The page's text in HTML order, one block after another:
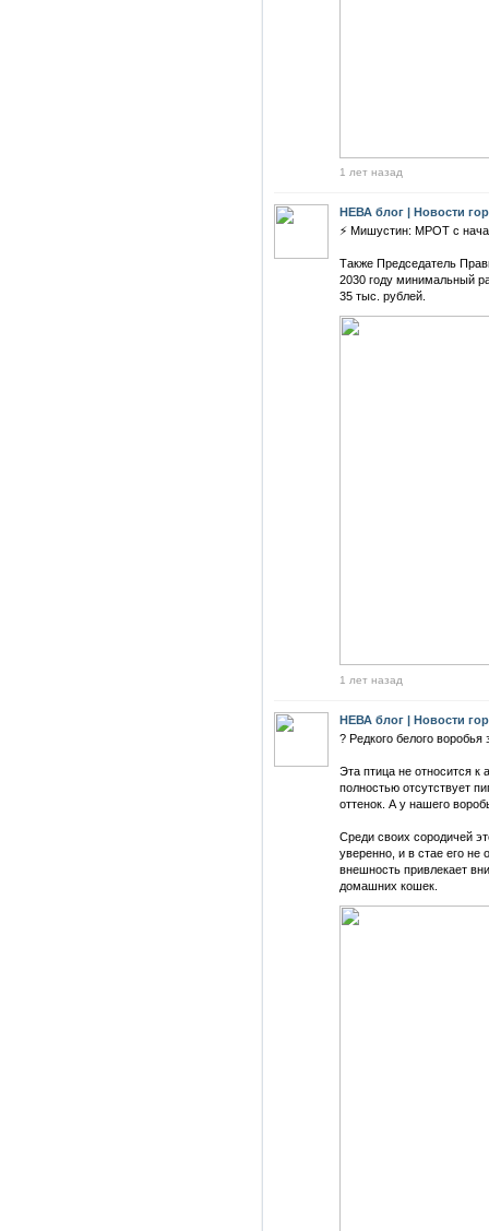
1 лет назад
НЕВА блог | Новости
⚡️ Мишустин: МРОТ с
Также Председатель
2030 году минимальный
35 тыс. рублей.
1 лет назад
НЕВА блог | Новости
? Редкого белого
Эта птица не относится к
полностью отсутствует
оттенок. А у нашего
Среди своих сородичей
уверенно, и в стае его не
внешность привлекает
домашних кошек.